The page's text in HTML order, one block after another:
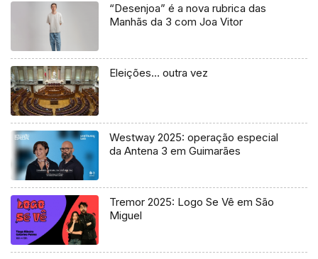
“Desenjoa” é a nova rubrica das
Manhãs da 3 com Joa Vitor
Eleições… outra vez
Westway 2025: operação especial
da Antena 3 em Guimarães
Tremor 2025: Logo Se Vê em São
Miguel